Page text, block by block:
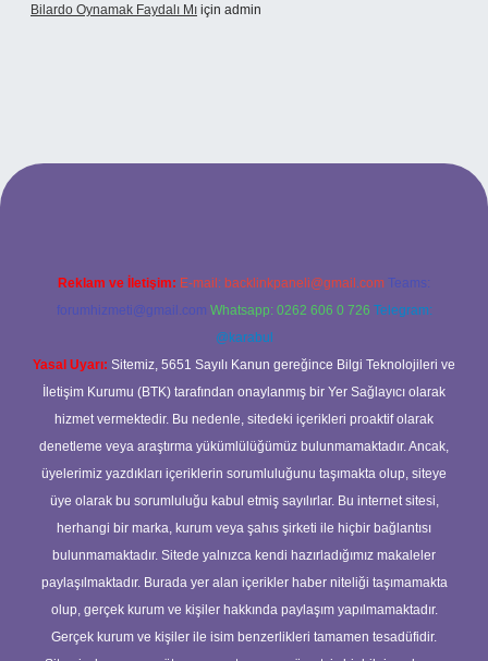
Bilardo Oynamak Faydalı Mı için admin
bahis sitesi
Reklam ve İletişim: E-mail: backlinkpaneli@gmail.com Teams:
forumhizmeti@gmail.com Whatsapp: 0262 606 0 726 Telegram:
@karabul
Yasal Uyarı: Sitemiz, 5651 Sayılı Kanun gereğince Bilgi Teknolojileri ve
İletişim Kurumu (BTK) tarafından onaylanmış bir Yer Sağlayıcı olarak
hizmet vermektedir. Bu nedenle, sitedeki içerikleri proaktif olarak
denetleme veya araştırma yükümlülüğümüz bulunmamaktadır. Ancak,
üyelerimiz yazdıkları içeriklerin sorumluluğunu taşımakta olup, siteye
üye olarak bu sorumluluğu kabul etmiş sayılırlar. Bu internet sitesi,
herhangi bir marka, kurum veya şahıs şirketi ile hiçbir bağlantısı
bulunmamaktadır. Sitede yalnızca kendi hazırladığımız makaleler
paylaşılmaktadır. Burada yer alan içerikler haber niteliği taşımamakta
olup, gerçek kurum ve kişiler hakkında paylaşım yapılmamaktadır.
Gerçek kurum ve kişiler ile isim benzerlikleri tamamen tesadüfidir.